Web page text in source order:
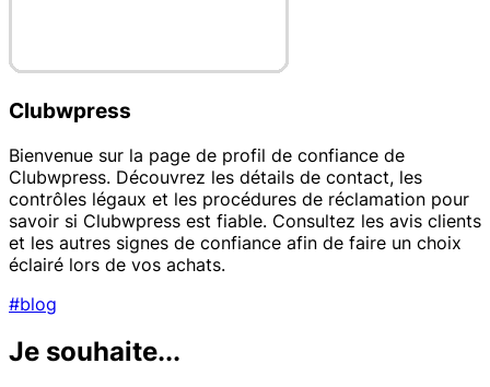
Clubwpress
Bienvenue sur la page de profil de confiance de
Clubwpress. Découvrez les détails de contact, les
contrôles légaux et les procédures de réclamation pour
savoir si Clubwpress est fiable. Consultez les avis clients
et les autres signes de confiance afin de faire un choix
éclairé lors de vos achats.
#blog
Je souhaite...